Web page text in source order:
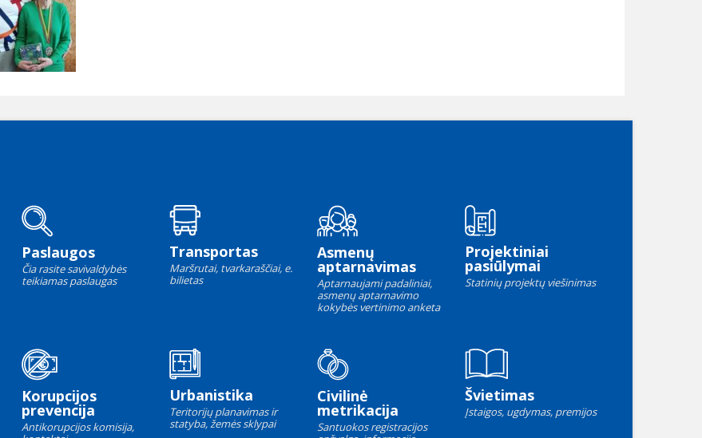
Paslaugos
Čia rasite savivaldybės
teikiamas paslaugas
Transportas
Maršrutai, tvarkaraščiai, e.
bilietas
Asmenų
aptarnavimas
Aptarnaujami padaliniai,
asmenų aptarnavimo
kokybės vertinimo anketa
Projektiniai
pasiūlymai
Statinių projektų viešinimas
Korupcijos
prevencija
Antikorupcijos komisija,
Urbanistika
Teritorijų planavimas ir
statyba, žemės sklypai
Civilinė
metrikacija
Santuokos registracijos
Švietimas
Įstaigos, ugdymas, premijos